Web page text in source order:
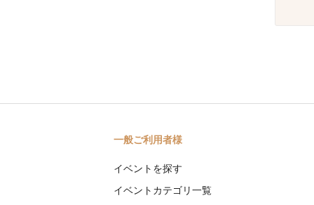
一般ご利用者様
イベントを探す
イベントカテゴリ一覧